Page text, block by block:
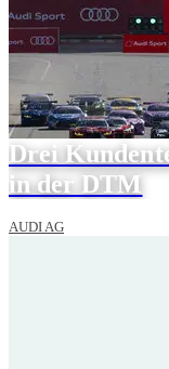
Drei
in der DTM
AUDI AG